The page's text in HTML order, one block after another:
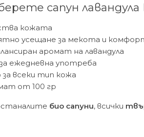
сапун лавандула
кожата
усещане за мекота и
аромат на лавандула
ежедневна употреба
за всеки тип кожа
от 100 гр
био сапуни, всички